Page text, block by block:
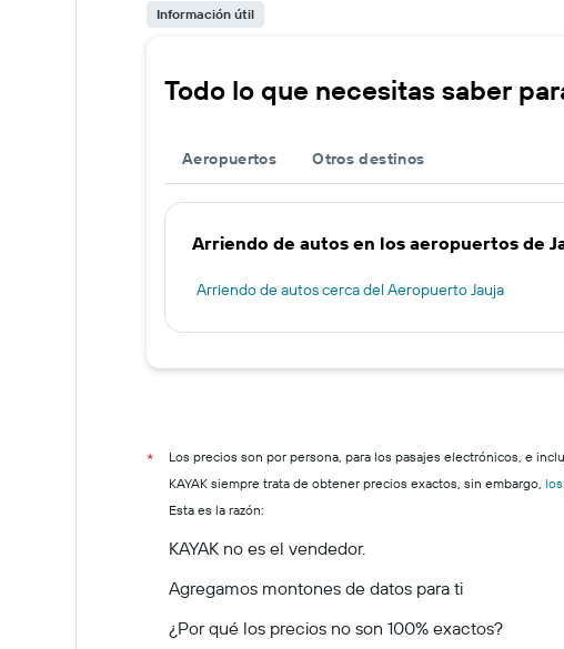
Información útil
Todo lo que necesitas saber
Aeropuertos Otros destinos
Arriendo de autos en los aeropuertos de
Arriendo de autos cerca del Aeropuerto Jauja
*
Los precios son por persona, para los pasajes electrónicos, e
KAYAK siempre trata de obtener precios exactos, sin embargo,
Esta es la razón:
KAYAK no es el vendedor.
Agregamos montones de datos para ti
¿Por qué los precios no son 100% exactos?